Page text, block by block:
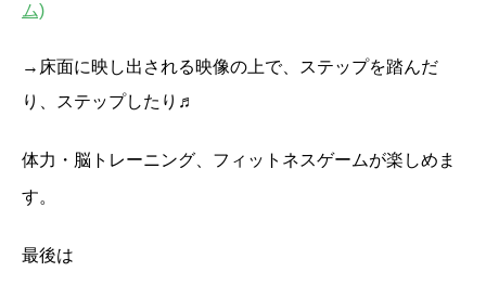
ム)
→床面に映し出される映像の上で、ステップを踏んだ
り、ステップしたり♬
体力・ 脳トレーニング、フィットネスゲー ムが楽しめま
す。
最後は